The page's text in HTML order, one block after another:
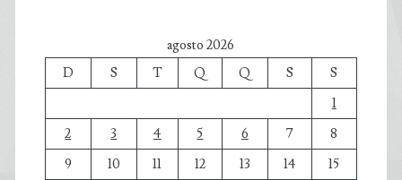
agosto 2026
D
S T Q Q S
S
1
2
3 4 5 6 7
8
9
10 11 12 13 14
15